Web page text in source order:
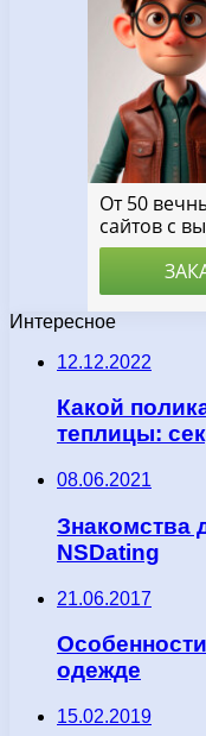
Интересное
12.12.2022
Какой
теплицы:
08.06.2021
Знакомства
NSDating
21.06.2017
одежде
15.02.2019